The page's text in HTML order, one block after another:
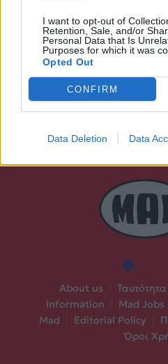
I want to opt-out of
Retention, Sale, and/or
Personal Data that Is
Purposes for which it was
Opted Out
CONFIRM
Data Deletion Data
About us Ταυτότητα
Information
Mad Jobs
Mad
Editorial Policy
Όροι